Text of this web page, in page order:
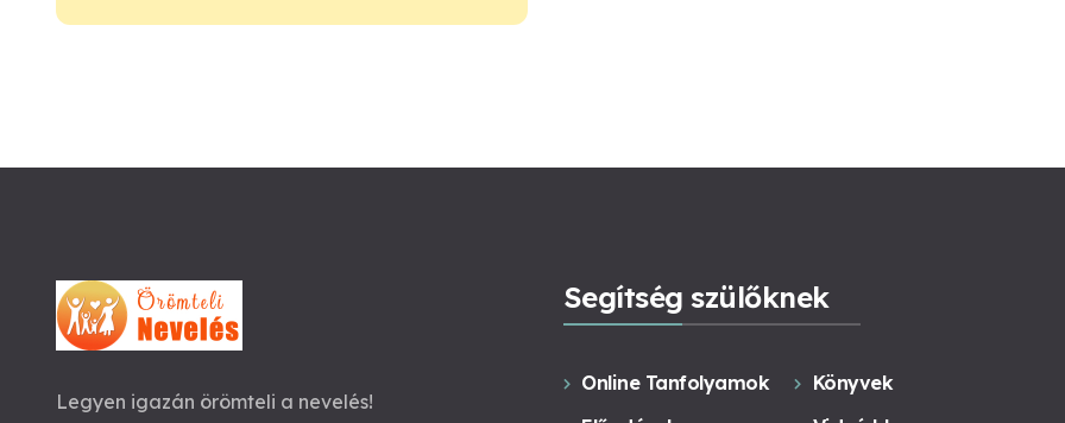
Legyen igazán örömteli a nevelés!
Segítség szülőknek
Online Tanfolyamok
Könyvek